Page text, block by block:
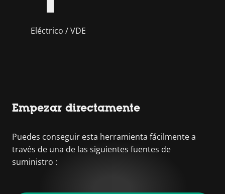
Eléctrico / VDE
Empezar directamente
Puedes conseguir esta herramienta fácilmente a
través de una de las siguientes fuentes de
suministro :